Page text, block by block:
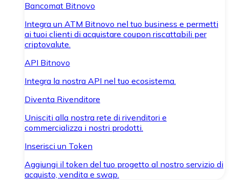
Bancomat Bitnovo
Integra un ATM Bitnovo nel tuo business e permetti
ai tuoi clienti di acquistare coupon riscattabili per
criptovalute.
API Bitnovo
Integra la nostra API nel tuo ecosistema.
Diventa Rivenditore
Unisciti alla nostra rete di rivenditori e
commercializza i nostri prodotti.
Inserisci un Token
Aggiungi il token del tuo progetto al nostro servizio di
acquisto, vendita e swap.